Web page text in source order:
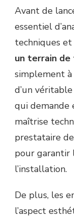
Avant de
essentiel
techniques
un terrain de
simplement à
d’un
qui demande
maîtrise
prestataire
pour
l’installation.
De plus, les
l’aspect